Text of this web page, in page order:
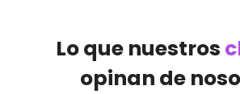
Lo que nuestros
opinan de